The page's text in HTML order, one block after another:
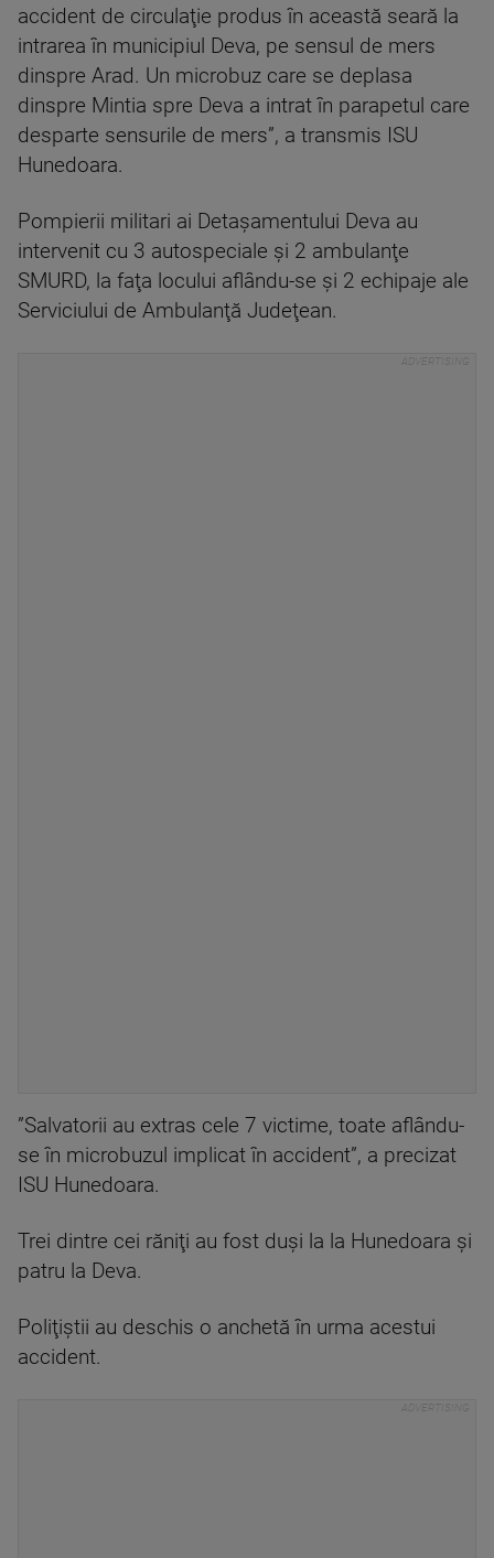
accident de circulaţie produs în această seară la
intrarea în municipiul Deva, pe sensul de mers
dinspre Arad. Un microbuz care se deplasa
dinspre Mintia spre Deva a intrat în parapetul care
desparte sensurile de mers”, a transmis ISU
Hunedoara.
Pompierii militari ai Detaşamentului Deva au
intervenit cu 3 autospeciale şi 2 ambulanţe
SMURD, la faţa locului aflându-se şi 2 echipaje ale
Serviciului de Ambulanţă Judeţean.
”Salvatorii au extras cele 7 victime, toate aflându-
se în microbuzul implicat în accident”, a precizat
ISU Hunedoara.
Trei dintre cei răniţi au fost duşi la la Hunedoara şi
patru la Deva.
Poliţiştii au deschis o anchetă în urma acestui
accident.